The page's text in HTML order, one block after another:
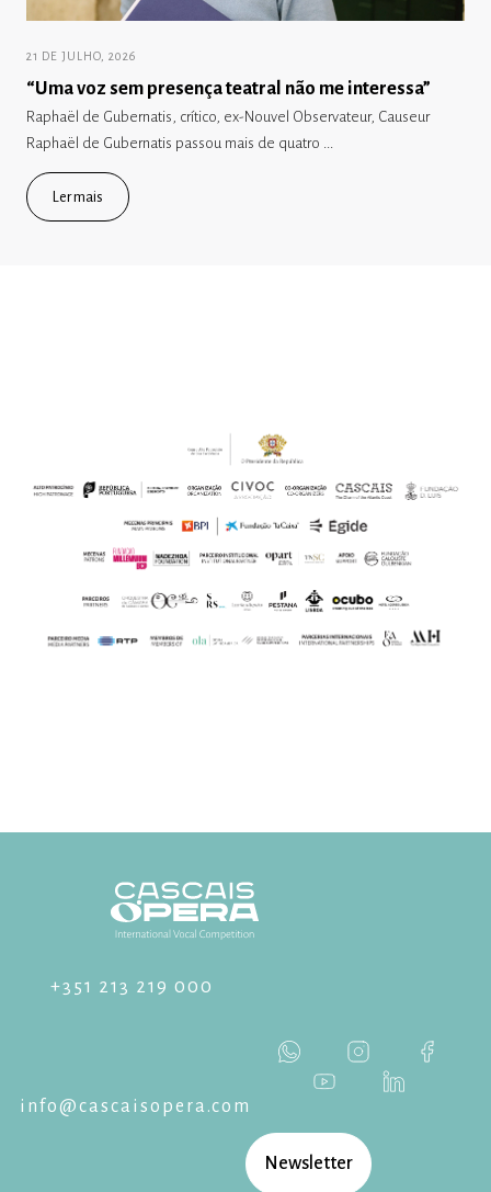
21 DE JULHO, 2026
“Uma voz sem presença teatral não me interessa”
Raphaël de Gubernatis, crítico, ex-Nouvel Observateur, Causeur
Raphaël de Gubernatis passou mais de quatro ...
Ler mais
+351 213 219 000
info@cascaisopera.com
Newsletter